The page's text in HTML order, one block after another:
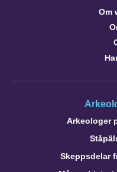
Om
Arkeologer
Skeppsdelar